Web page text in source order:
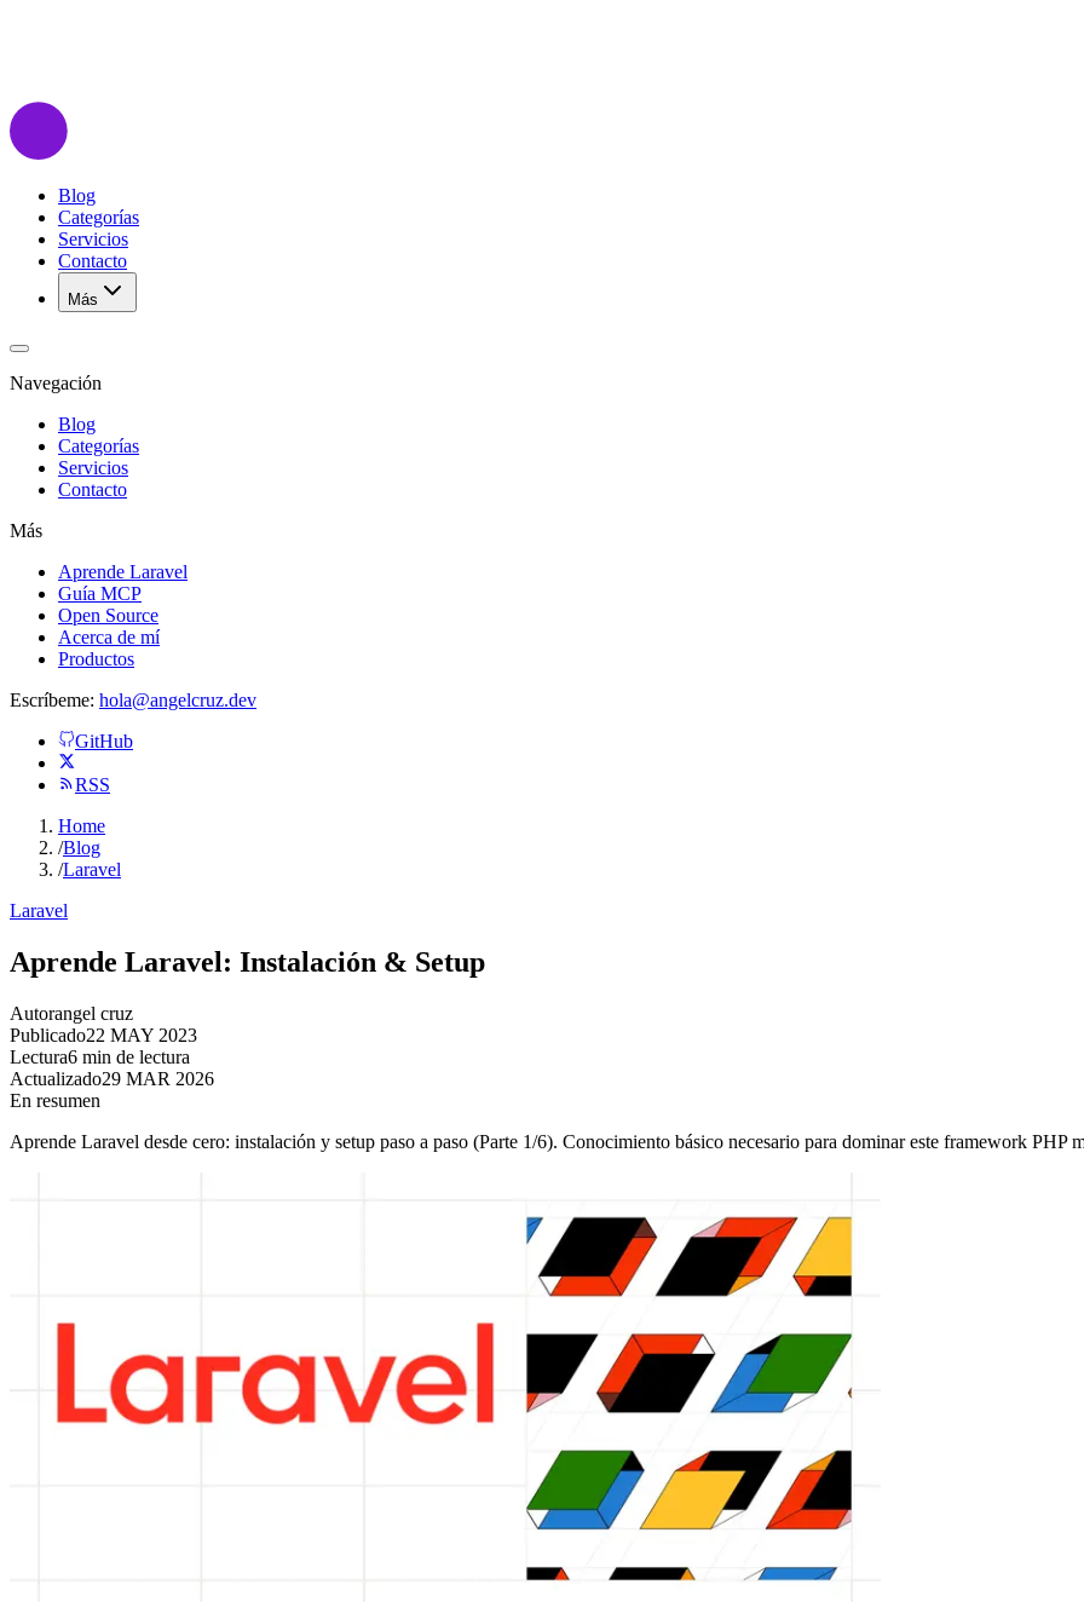
Blog
Categorías
Servicios
Contacto
Más
Navegación
Blog
Categorías
Servicios
Contacto
Más
Aprende Laravel
Guía MCP
Open Source
Acerca de mí
Productos
Escríbeme: hola@angelcruz.dev
GitHub
RSS
Home
/Blog
/Laravel
Laravel
Aprende Laravel: Instalación & Setup
Autorangel cruz
Publicado22 MAY 2023
Lectura6 min de lectura
Actualizado29 MAR 2026
En resumen
Aprende Laravel desde cero: instalación y setup paso a paso (Parte 1/6). Conocimiento básico necesario para dominar este framework PHP